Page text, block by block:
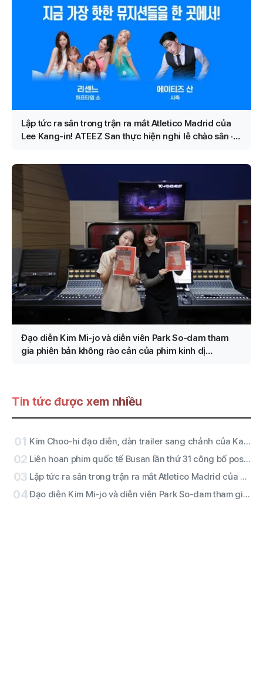
Lập tức ra sân trong trận ra mắt Atletico Madrid của
Lee Kang-in! ATEEZ San thực hiện nghi lễ chào sân ·
Đạo diễn Kim Mi-jo và diễn viên Park So-dam tham
gia phiên bản không rào cản của phim kinh dị
Tin tức được xem nhiều
01 Kim Choo-hi đạo diễn, dàn trailer sang chảnh của Kang Mal-geum·Jang Hang-jun (đạo diễn)·Nhà văn Kim Eun-hee, nhân vật chính là ai
02 Liên hoan phim quốc tế Busan lần thứ 31 công bố poster chính thức theo chủ đề “Quần tượng (群像)”
03 Lập tức ra sân trong trận ra mắt Atletico Madrid của Lee Kang-in! ATEEZ San thực hiện nghi lễ chào sân · RESCENE diễn halftime được xác nhận
04 Đạo diễn Kim Mi-jo và diễn viên Park So-dam tham gia phiên bản không rào cản của phim kinh dị “Conclave”